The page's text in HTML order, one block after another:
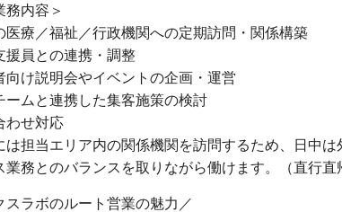
務内容＞
医療／福祉／行政機関への定期訪問・関係構築
援員との連携・調整
向け説明会やイベントの企画・運営
ームと連携した集客施策の検討
わせ対応
は担当エリア内の関係機関を訪問するため、日中は
業務とのバランスを取りながら働けます。（直行直
スラボのルート営業の魅力／